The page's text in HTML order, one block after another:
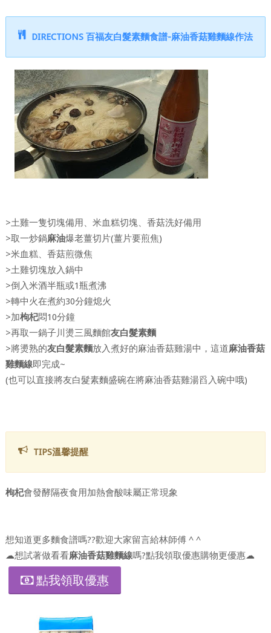
DIRECTIONS 百福友白髮素麵食譜-麻油香菇雞麵線作法
>土雞一隻切塊備用、米血糕切塊、香菇洗好備用
>取一炒鍋麻油爆老薑切片(薑片要煎焦)
>米血糕、香菇煎微焦
>土雞切塊放入鍋中
>倒入米酒半瓶或1瓶煮沸
>轉中火在煮約30分鐘熄火
>加枸杞悶10分鐘
>再取一鍋子川燙三風麵館友白髮素麵
>將燙熟的友白髮素麵放入煮好的麻油香菇雞湯中，這道麻油香菇
雞麵線即完成~
(也可以直接將友白髮素麵盛碗在將麻油香菇雞湯舀入碗中哦)
TIPS溫馨提醒
枸杞會發酵隔夜食用加熱會酸味屬正常現象
想知道更多麵食譜嗎??歡迎大家留言給林師傅 ^ ^
☁想試著做看看麻油香菇雞麵線嗎?點我領取優惠購物更優惠☁
點我領取優惠